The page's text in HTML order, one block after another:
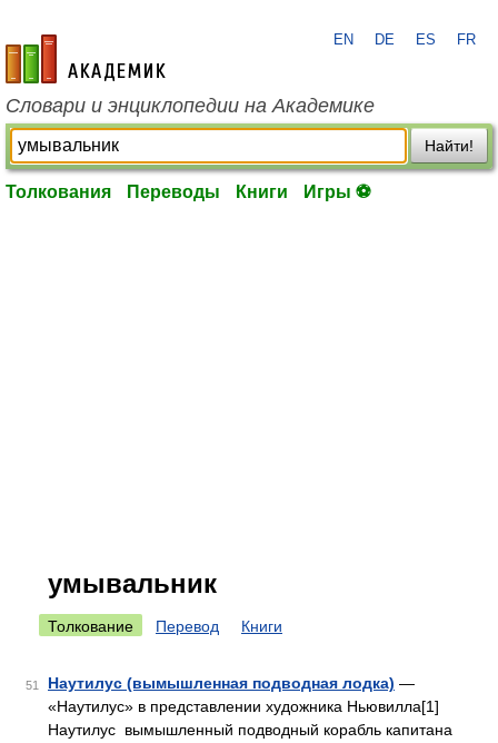
academic.ru
EN DE ES FR
Словари и энциклопедии на Академике
Найти!
Толкования Переводы Книги Игры ⚽
умывальник
Толкование Перевод Книги
51 Наутилус (вымышленная подводная лодка) —
«Наутилус» в представлении художника Ньювилла[1]
Наутилус вымышленный подводный корабль капитана